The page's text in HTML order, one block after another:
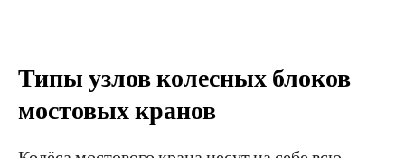
Типы узлов колесных блоков
мостовых кранов